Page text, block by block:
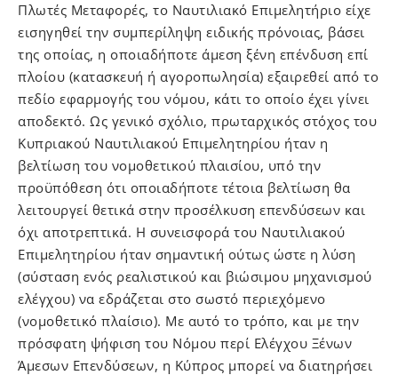
Πλωτές Μεταφορές, το Ναυτιλιακό Επιμελητήριο είχε
εισηγηθεί την συμπερίληψη ειδικής πρόνοιας, βάσει
της οποίας, η οποιαδήποτε άμεση ξένη επένδυση επί
πλοίου (κατασκευή ή αγοροπωλησία) εξαιρεθεί από το
πεδίο εφαρμογής του νόμου, κάτι το οποίο έχει γίνει
αποδεκτό. Ως γενικό σχόλιο, πρωταρχικός στόχος του
Κυπριακού Ναυτιλιακού Επιμελητηρίου ήταν η
βελτίωση του νομοθετικού πλαισίου, υπό την
προϋπόθεση ότι οποιαδήποτε τέτοια βελτίωση θα
λειτουργεί θετικά στην προσέλκυση επενδύσεων και
όχι αποτρεπτικά. Η συνεισφορά του Ναυτιλιακού
Επιμελητηρίου ήταν σημαντική ούτως ώστε η λύση
(σύσταση ενός ρεαλιστικού και βιώσιμου μηχανισμού
ελέγχου) να εδράζεται στο σωστό περιεχόμενο
(νομοθετικό πλαίσιο). Με αυτό το τρόπο, και με την
πρόσφατη ψήφιση του Νόμου περί Ελέγχου Ξένων
Άμεσων Επενδύσεων, η Κύπρος μπορεί να διατηρήσει